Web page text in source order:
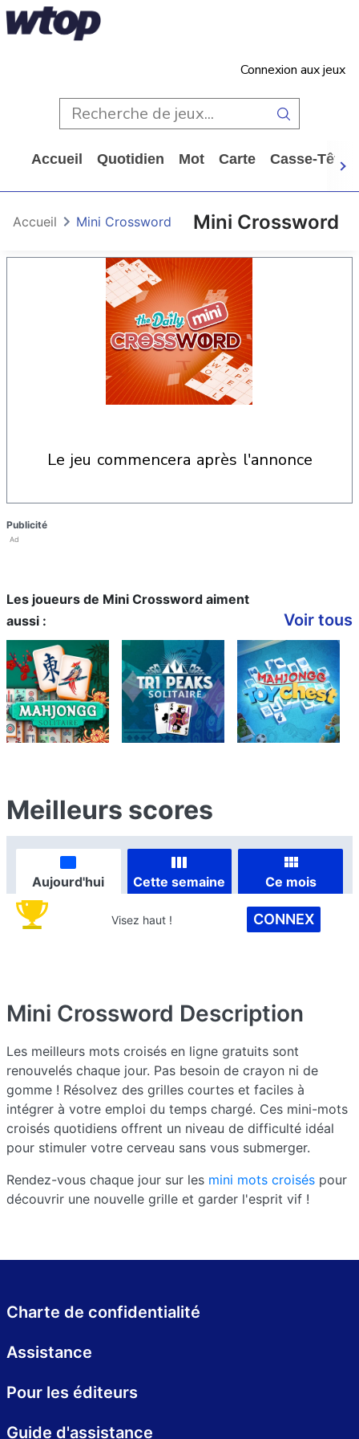
Connexion aux jeux
Accueil Quotidien Mot Carte Casse-Tête
Mini Crossword
Accueil Mini Crossword
le jeu commencera après l'annonce
Publicité
Ad
Les joueurs de Mini Crossword aiment
aussi :
Voir tous
Meilleurs scores
Aujourd'hui Cette semaine Ce mois
Visez haut ! CONNEX
Mini Crossword Description
Les meilleurs mots croisés en ligne gratuits sont
renouvelés chaque jour. Pas besoin de crayon ni de
gomme ! Résolvez des grilles courtes et faciles à
intégrer à votre emploi du temps chargé. Ces mini-mots
croisés quotidiens offrent un niveau de difficulté idéal
pour stimuler votre cerveau sans vous submerger.
Rendez-vous chaque jour sur les mini mots croisés pour
découvrir une nouvelle grille et garder l'esprit vif !
Charte de confidentialité
Assistance
Pour les éditeurs
Guide d'assistance